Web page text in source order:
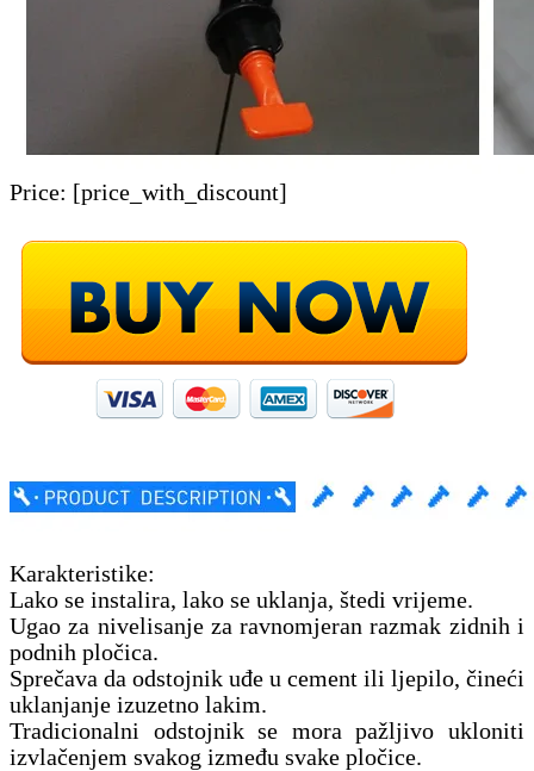
Price: [price_with_discount]
Karakteristike:
Lako se instalira, lako se uklanja, štedi vrijeme.
Ugao za nivelisanje za ravnomjeran razmak zidnih i
podnih pločica.
Sprečava da odstojnik uđe u cement ili ljepilo, čineći
uklanjanje izuzetno lakim.
Tradicionalni odstojnik se mora pažljivo ukloniti
izvlačenjem svakog između svake pločice.